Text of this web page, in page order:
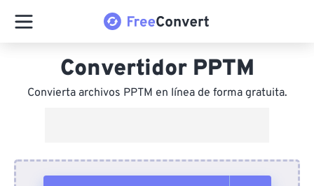
Convertidor PPTM
Convierta archivos PPTM en línea de forma gratuita.